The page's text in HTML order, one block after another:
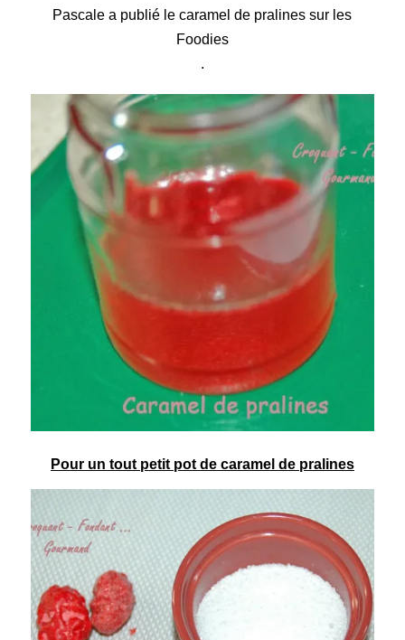
Pascale a publié le caramel de pralines sur les
Foodies
.
Pour un tout petit pot de caramel de pralines